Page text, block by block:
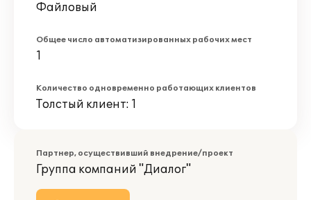
Файловый
Общее число автоматизированных рабочих мест
1
Количество одновременно работающих клиентов
Толстый клиент: 1
Партнер, осуществивший внедрение/проект
Группа компаний "Диалог"